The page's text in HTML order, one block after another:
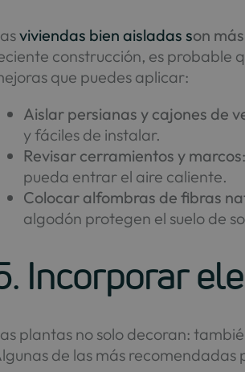
viviendas bien aisladas son
construcción, es probable
que puedes aplicar:
Aislar persianas y cajones de
y fáciles de instalar.
Revisar cerramientos y marcos
pueda entrar el aire caliente.
Colocar alfombras de fibras
algodón protegen el suelo de
Incorporar
plantas no solo decoran:
de las más